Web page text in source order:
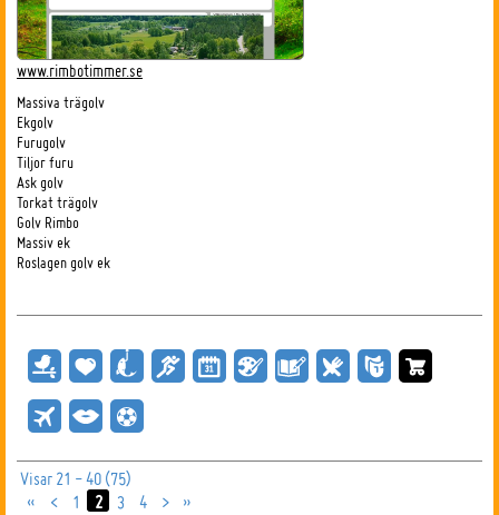
www.rimbotimmer.se
Massiva trägolv
Ekgolv
Furugolv
Tiljor furu
Ask golv
Torkat trägolv
Golv Rimbo
Massiv ek
Roslagen golv ek
Visar 21 - 40 (75)
«
< 1 2 3 4 > »